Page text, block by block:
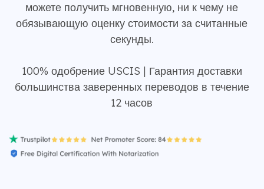
можете получить мгновенную, ни к чему не
обязывающую оценку стоимости за считанные
секунды.
100% одобрение USCIS | Гарантия доставки
большинства заверенных переводов в течение
12 часов